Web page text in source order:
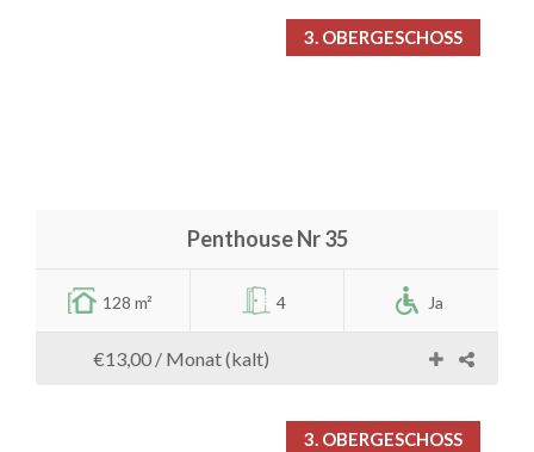
3. OBERGESCHOSS
Penthouse Nr 35
128 m² 4 Ja
€13,00 / Monat (kalt)
3. OBERGESCHOSS